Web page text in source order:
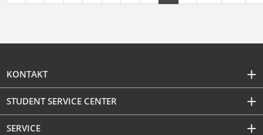
KONTAKT
STUDENT SERVICE CENTER
SERVICE